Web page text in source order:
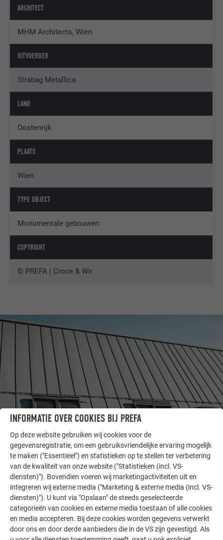
ARCHITECT
MHM Architects, Wien
UITVOERDER
Strabag Metallica
LAND
Oostenrijk
PLAATS
Wien
TYPE OBJECT
Monumentale gebouwen
COPYRIGHT
© PREFA | Croce & Wir
LAAT U INSPIREREN
ANDERE OBJECTEN
De PREFA referentiegallerij laat zien hoe veelzijdig
aluminium kan worden toegepast. Ontdek meer
indrukwekkende projecten met de duurzame PREFA
aluminiumoplossingen voor dak, zonne-energie en
gevel.
INFORMATIE OVER COOKIES BIJ PREFA
Op deze website gebruiken wij cookies voor de
gegevensregistratie, om een gebruiksvriendelijke ervaring mogelijk
te maken ("Essentieel") en statistieken op te stellen ter verbetering
van de kwaliteit van onze website ("Statistieken (incl. VS-
diensten)"). Bovendien voeren wij marketingactiviteiten uit en
integreren wij externe media ("Marketing & externe media (incl. VS-
diensten)"). U kunt via "Opslaan" de steeds geselecteerde
categorieën van cookies en externe media toestaan of alle cookies
en media accepteren. Bij deze cookies worden gegevens verwerkt
door ons en door derde aanbieders die in de VS zijn gevestigd. Als